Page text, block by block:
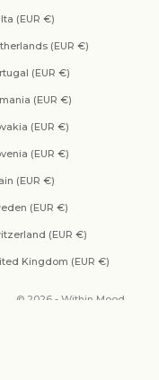
(EUR €)
(EUR €)
(EUR €)
(EUR €)
(EUR €)
(EUR €)
(EUR €)
(EUR €)
(EUR €)
Kingdom (EUR €)
© 2026 - Within Mood .